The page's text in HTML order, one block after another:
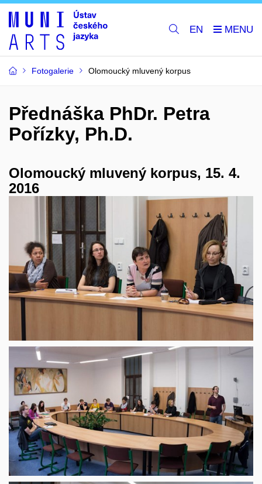
EN
Fotogalerie Olomoucký mluvený korpus
Přednáška PhDr. Petra
Pořízky, Ph.D.
Olomoucký mluvený korpus, 15. 4.
2016